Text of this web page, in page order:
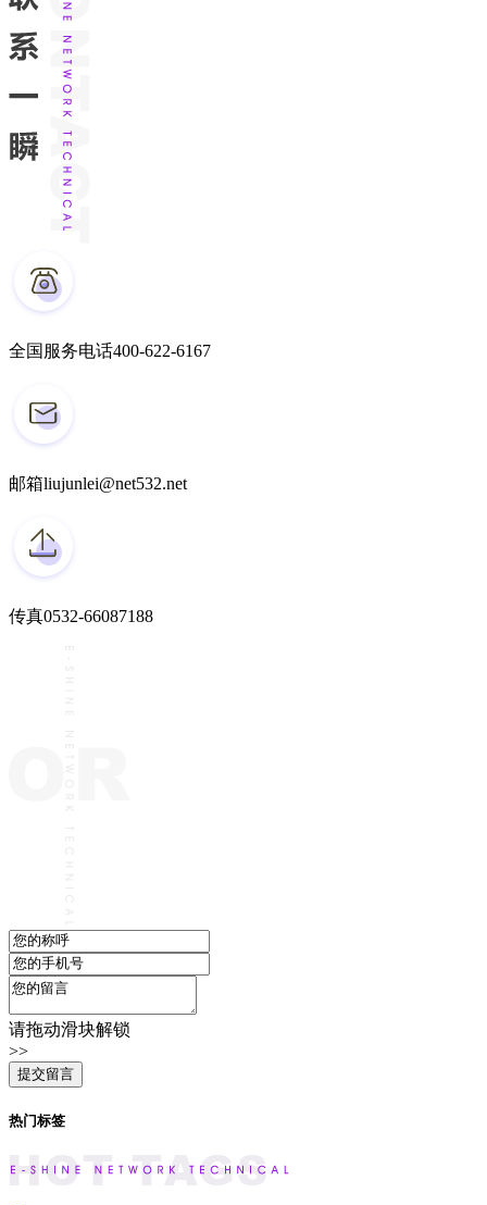
全国服务电话400-622-6167
邮箱liujunlei@net532.net
传真0532-66087188
请拖动滑块解锁
>>
热门标签